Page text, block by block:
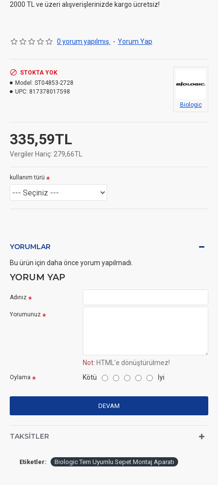
2000 TL ve üzeri alışverişlerinizde kargo ücretsiz!
0 yorum yapılmış. - Yorum Yap
335,59TL
Vergiler Hariç: 279,66TL
STOKTA YOK
Model: ST04853-2728
UPC: 817378017598
Biologic
kullanım türü
YORUMLAR
Bu ürün için daha önce yorum yapılmadı.
YORUM YAP
Adınız
Yorumunuz
Not: HTML'e dönüştürülmez!
Oylama Kötü İyi
DEVAM
TAKSITLER
Etiketler: Biologic Tern Uyumlu Sepet Montaj Aparatı